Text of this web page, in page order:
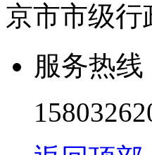
京市市级
服务热线